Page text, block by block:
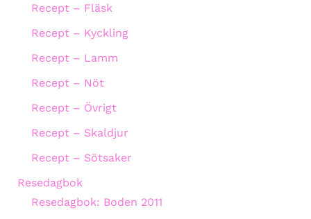
Recept – Fläsk
Recept – Kyckling
Recept – Lamm
Recept – Nöt
Recept – Övrigt
Recept – Skaldjur
Recept – Sötsaker
Resedagbok
Resedagbok: Boden 2011